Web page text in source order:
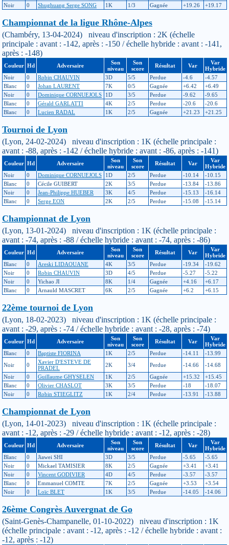
Noir
0 Shughuang Serge SONG 1K 1/3 Gagnée +19.26 +19.17
Championnat de la ligue Rhône-Alpes
(Chambéry, 13-04-2024) niveau d'inscription : 2K (échelle
principale : avant : -142, après : -150 / échelle hybride : avant : -141,
après : -148)
Couleur Hd Adversaire
Son
niveau
Son
score
Résultat Var
Var
Hybride
Noir
0 Robin CHAUVIN 3D 5/5 Perdue -4.6
-4.57
Blanc
0 Johan LAURENT 7K 0/5 Gagnée +6.42
+6.49
Noir
0 Dominique CORNUEJOLS 1D 3/5 Perdue -9.62
-9.65
Blanc
0 Gérald GARLATTI 4K 2/5 Perdue -20.6
-20.6
Blanc
0 Lucien RADAL 1K 2/5 Gagnée +21.23 +21.25
Tournoi de Lyon
(Lyon, 24-02-2024) niveau d'inscription : 1K (échelle principale :
avant : -88, après : -142 / échelle hybride : avant : -86, après : -141)
Couleur Hd Adversaire
Son
niveau
Son
score
Résultat Var
Var
Hybride
Noir
0 Dominique CORNUEJOLS 1D 2/5 Perdue -10.14
-10.15
Blanc
0 Cécile GUIBERT 2K 3/5 Perdue -13.84
-13.86
Noir
0 Jean-Philippe HUEBER 3K 4/5 Perdue -15.13
-16.14
Blanc
0 Serge EON 2K 2/5 Perdue -15.08 -15.14
Championnat de Lyon
(Lyon, 13-01-2024) niveau d'inscription : 1K (échelle principale :
avant : -74, après : -88 / échelle hybride : avant : -74, après : -86)
Couleur Hd Adversaire
Son
niveau
Son
score
Résultat Var
Var
Hybride
Blanc
0 Areski LIDAOUANE 4K 3/5 Perdue -19.34
-19.62
Noir
0 Robin CHAUVIN 3D 4/5 Perdue -5.27
-5.22
Noir
0 Yichao JI 8K 1/4 Gagnée +4.16
+6.17
Blanc
0 Arnauld MASCRET 6K 2/5 Gagnée +6.2 +6.15
22ème tournoi de Lyon
(Lyon, 18-02-2023) niveau d'inscription : 1K (échelle principale :
avant : -29, après : -74 / échelle hybride : avant : -28, après : -74)
Couleur Hd Adversaire
Son
niveau
Son
score
Résultat Var
Var
Hybride
Blanc
0 Baptiste FIORINA 1K 2/5 Perdue -14.11
-13.99
Noir
0
Xavier D'ESTEVE DE
PRADEL
2K 3/4 Perdue -14.66
-14.68
Noir
0 Guillaume GHYSELEN 1K 2/5 Gagnée +15.32
+15.45
Blanc
0 Olivier CHASLOT 3K 3/5 Perdue -18
-18.07
Noir
0 Robin STIEGLITZ 1K 2/4 Perdue -13.91 -13.88
Championnat de Lyon
(Lyon, 14-01-2023) niveau d'inscription : 1K (échelle principale :
avant : -12, après : -29 / échelle hybride : avant : -12, après : -28)
Couleur Hd Adversaire
Son
niveau
Son
score
Résultat Var
Var
Hybride
Blanc
0 Jiawei SHI 3D 3/5 Perdue -5.65
-5.65
Noir
0 Mickael TAMISIER 8K 2/5 Gagnée +3.41
+3.41
Noir
0 Vincent GODIVIER 4D 4/5 Perdue -3.57
-3.57
Blanc
0 Emmanuel COMTE 7K 2/5 Gagnée +3.53
+3.54
Noir
0 Loïc BLET 1K 3/5 Perdue -14.05 -14.06
26ème Congrès Auvergnat de Go
(Saint-Genès-Champanelle, 01-10-2022) niveau d'inscription : 1K
(échelle principale : avant : -12, après : -12 / échelle hybride : avant :
-12, après : -12)